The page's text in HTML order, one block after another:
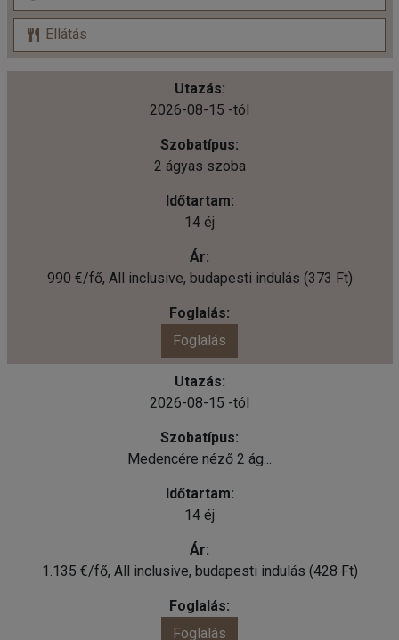
2026-08-15 -tól
2 ágyas szoba
14 éj
990 €/fő, All inclusive, budapesti indulás (373 Ft)
Foglalás
2026-08-15 -tól
Medencére néző 2 ág...
14 éj
1.135 €/fő, All inclusive, budapesti indulás (428 Ft)
Foglalás